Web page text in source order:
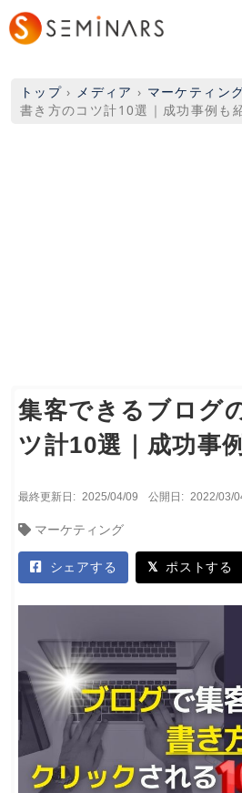
トップ › メディア › マーケティン
書き方のコツ計10選｜成功事例も
集客できるブログ
ツ計10選｜成功事
最終更新日: 2025/04/09 公開日: 2022/03/
マーケティング
シェアする ポストする